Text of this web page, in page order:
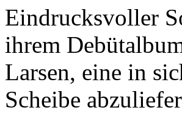
Eindrucksvoller
ihrem
Larsen, eine in
Scheibe